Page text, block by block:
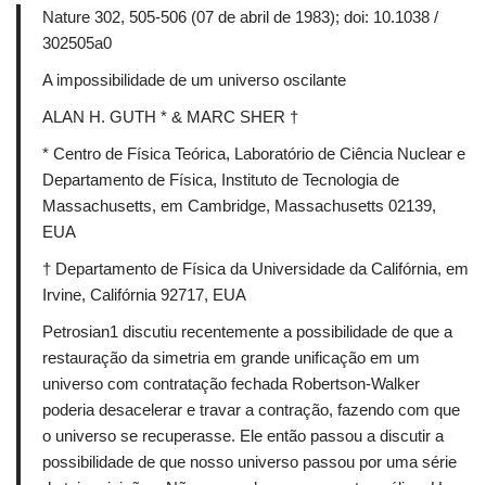
Nature 302, 505-506 (07 de abril de 1983); doi: 10.1038 /
302505a0
A impossibilidade de um universo oscilante
ALAN H. GUTH * & MARC SHER †
* Centro de Física Teórica, Laboratório de Ciência Nuclear e
Departamento de Física, Instituto de Tecnologia de
Massachusetts, em Cambridge, Massachusetts 02139,
EUA
† Departamento de Física da Universidade da Califórnia, em
Irvine, Califórnia 92717, EUA
Petrosian1 discutiu recentemente a possibilidade de que a
restauração da simetria em grande unificação em um
universo com contratação fechada Robertson-Walker
poderia desacelerar e travar a contração, fazendo com que
o universo se recuperasse. Ele então passou a discutir a
possibilidade de que nosso universo passou por uma série